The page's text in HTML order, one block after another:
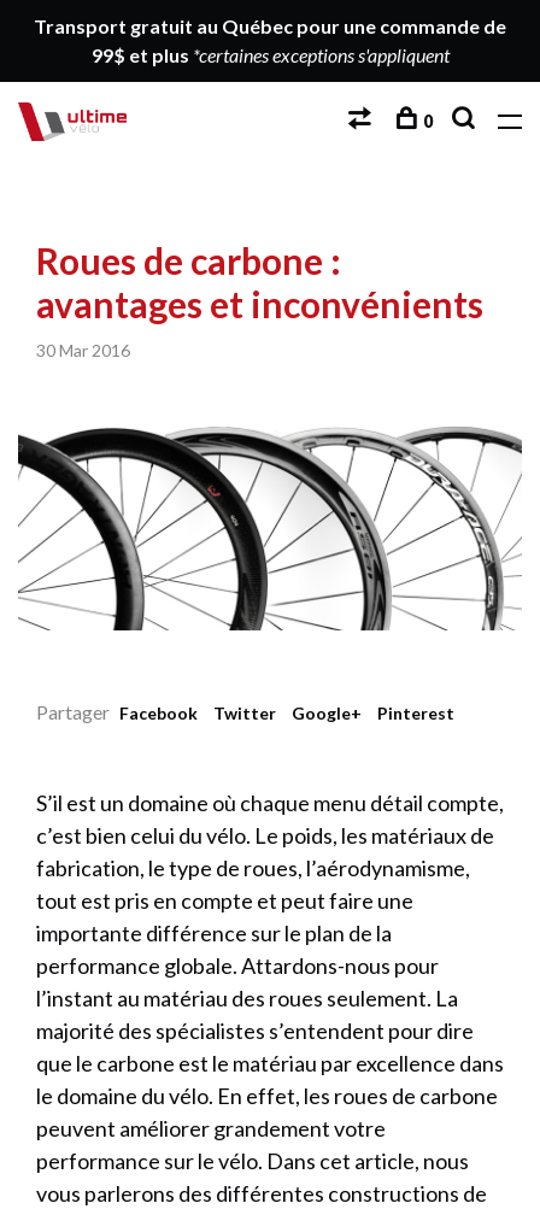
Transport gratuit au Québec pour une commande de
99$ et plus *certaines exceptions s'appliquent
0
Roues de carbone :
avantages et inconvénients
30 Mar 2016
Partager Facebook Twitter Google+ Pinterest
S’il est un domaine où chaque menu détail compte,
c’est bien celui du vélo. Le poids, les matériaux de
fabrication, le type de roues, l’aérodynamisme,
tout est pris en compte et peut faire une
importante différence sur le plan de la
performance globale. Attardons-nous pour
l’instant au matériau des roues seulement. La
majorité des spécialistes s’entendent pour dire
que le carbone est le matériau par excellence dans
le domaine du vélo. En effet, les roues de carbone
peuvent améliorer grandement votre
performance sur le vélo. Dans cet article, nous
vous parlerons des différentes constructions de